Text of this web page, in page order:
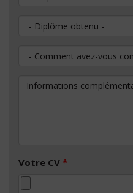
Diplôme obtenu
Comment avez-vous
Informations
Votre CV *